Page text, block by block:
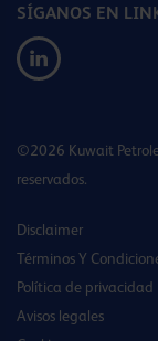
SÍGANOS EN
©2026 Kuwait
reservados.
Disclaimer
Términos Y
Política de privacidad
Avisos legales